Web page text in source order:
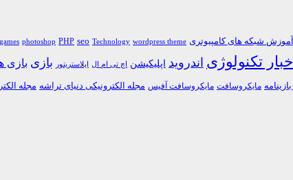
photoshop PHP seo Technology wordpress theme آموزش شبکه های کامپیوتری
تکنولوژی اندروید اپلیکیشن اچ تی ام ال ایلاستریتور بازی بازی
مایکروسافت مایکروسافت آفیس مجله الکترونیکی دنیای تراشه مجله